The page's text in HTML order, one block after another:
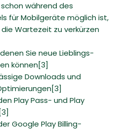
während des
für Mobilgeräte möglich ist,
Wartezeit zu verkürzen
Sie neue Lieblings-
können[3]
Downloads und
Play Pass- und Play
Google Play Billing-